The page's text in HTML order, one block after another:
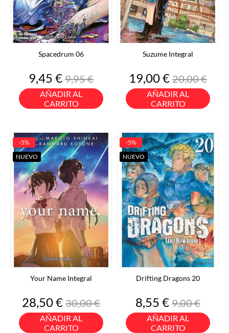
Spacedrum 06
Precio
9,45 €Precio
base
9,95 €
AÑADIR AL
CARRITO
Suzume Integral
Precio
19,00 €Precio
base
20,00 €
AÑADIR AL
CARRITO
Your Name Integral
Precio
28,50 €Precio
base
30,00 €
AÑADIR AL
CARRITO
-5%
NUEVO
Drifting Dragons 20
Precio
8,55 €Precio
base
9,00 €
AÑADIR AL
CARRITO
-5%
NUEVO